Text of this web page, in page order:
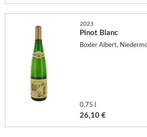
2023
Pinot Blanc
Boxler Albert,
0,75 l
26,10 €